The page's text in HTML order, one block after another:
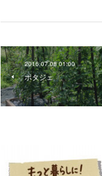
2016.07.08 01:00
ポタジェ